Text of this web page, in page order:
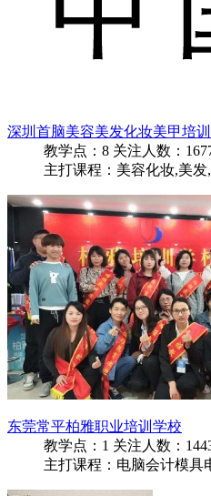
深圳首脑美容美发化妆美甲培
教学点： 8 关注人数：
主打课程：美容化妆,美
东莞常平柏雅职业培训学校
教学点： 1 关注人数：
主打课程：电脑会计模具